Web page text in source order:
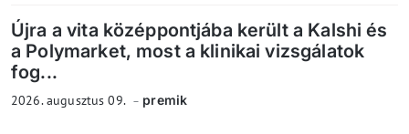
Újra a vita középpontjába került a Kalshi és
a Polymarket, most a klinikai vizsgálatok
fog...
2026. augusztus 09. premik